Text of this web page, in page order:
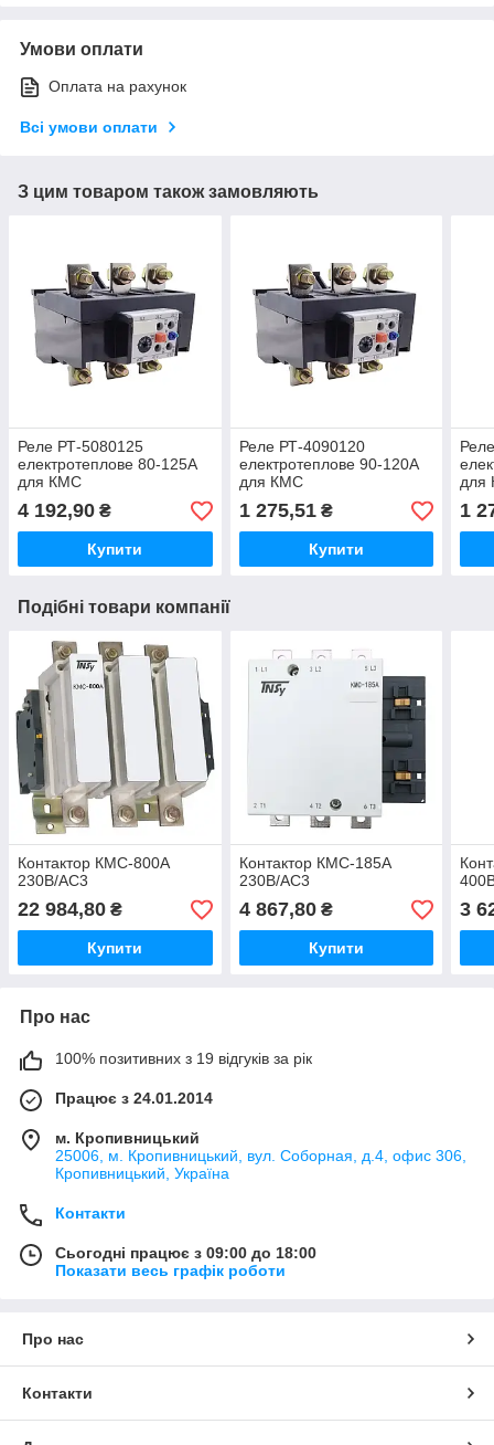
Умови оплати
Оплата на рахунок
Всі умови оплати
З цим товаром також замовляють
Реле РТ-5080125
електротеплове 80-125А
для КМС
4 192,90 ₴
Купити
Реле РТ-4090120
електротеплове 90-120А
для КМС
1 275,51₴
Купити
для
1
Подібні товари компанії
Контактор КМС-800А
230В/АС3
22 984,80 ₴
Купити
Контактор КМС-185А
230В/АС3
4 867,80₴
Купити
3
Про нас
100% позитивних з 19 відгуків за рік
Працює з 24.01.2014
м. Кропивницький
25006, м. Кропивницький, вул. Соборная, д.4, офис 306,
Кропивницький, Україна
Контакти
Сьогодні працює з 09:00 до 18:00
Показати весь графік роботи
Про нас
Контакти